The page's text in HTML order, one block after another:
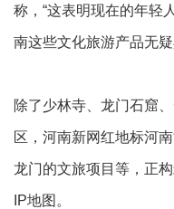
称，“这表明现在的年轻
南这些文化旅游产品无
除了少林寺、龙门石窟
区，河南新网红地标河
龙门的文旅项目等，正
IP地图。